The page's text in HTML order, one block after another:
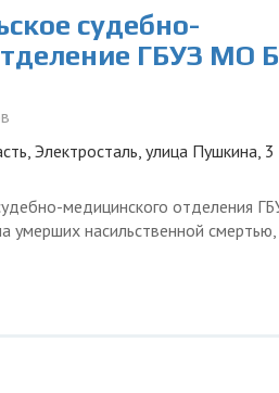
судебно-
ГБУЗ МО
Электросталь, улица Пушкина, 3
медицинского отделения
умерших насильственной